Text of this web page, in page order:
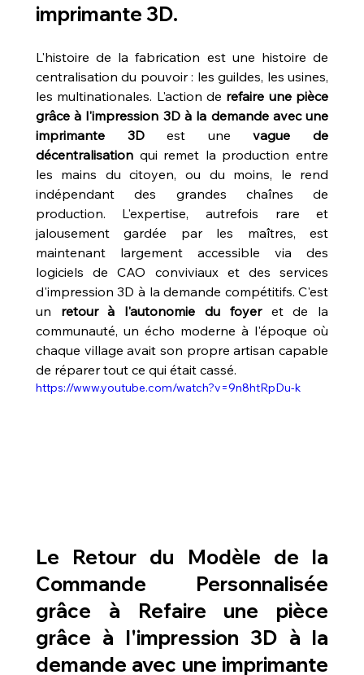
imprimante 3D.
L'histoire de la fabrication est une histoire de
centralisation du pouvoir : les guildes, les usines,
les multinationales. L'action de refaire une pièce
grâce à l'impression 3D à la demande avec une
imprimante 3D est une vague de
décentralisation qui remet la production entre
les mains du citoyen, ou du moins, le rend
indépendant des grandes chaînes de
production. L'expertise, autrefois rare et
jalousement gardée par les maîtres, est
maintenant largement accessible via des
logiciels de CAO conviviaux et des services
d'impression 3D à la demande compétitifs. C'est
un retour à l'autonomie du foyer et de la
communauté, un écho moderne à l'époque où
chaque village avait son propre artisan capable
de réparer tout ce qui était cassé.
https://www.youtube.com/watch?v=9n8htRpDu-k
Le Retour du Modèle de la
Commande Personnalisée
grâce à Refaire une pièce
grâce à l'impression 3D à la
demande avec une imprimante